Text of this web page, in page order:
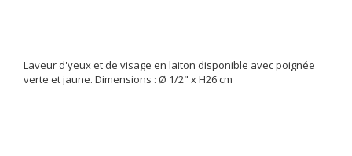
Laveur d'yeux et de visage en laiton disponible avec poignée
verte et jaune. Dimensions : Ø 1/2" x H26 cm